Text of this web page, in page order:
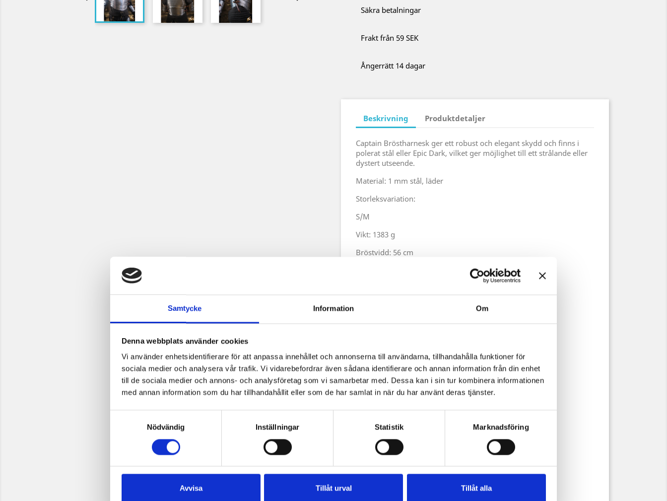
Samtycke Information Om
Denna webbplats använder cookies
Vi använder enhetsidentifierare för att anpassa innehållet och annonserna till användarna, tillhandahålla funktioner för
sociala medier och analysera vår trafik. Vi vidarebefordrar även sådana identifierare och annan information från din enhet
till de sociala medier och annons- och analysföretag som vi samarbetar med. Dessa kan i sin tur kombinera informationen
med annan information som du har tillhandahållit eller som de har samlat in när du har använt deras tjänster.
Nödvändig
Inställningar Statistik Marknadsföring
Avvisa Tillåt urval Tillåt alla
Säkra betalningar
Frakt från 59 SEK
Ångerrätt 14 dagar
Beskrivning Produktdetaljer
Captain Bröstharnesk ger ett robust och elegant skydd och finns i
polerat stål eller Epic Dark, vilket ger möjlighet till ett strålande eller
dystert utseende.
Material: 1 mm stål, läder
Storleksvariation:
S/M
Vikt: 1383 g
Bröstvidd: 56 cm
Bröstvidd:58 cm
Remlängd:23 cm
Remvidd:1,2 cm
Midjevidd:59 cm
L/XL
Vikt:2039 g
Bröstvidd:65 cm
Längd:49 cm